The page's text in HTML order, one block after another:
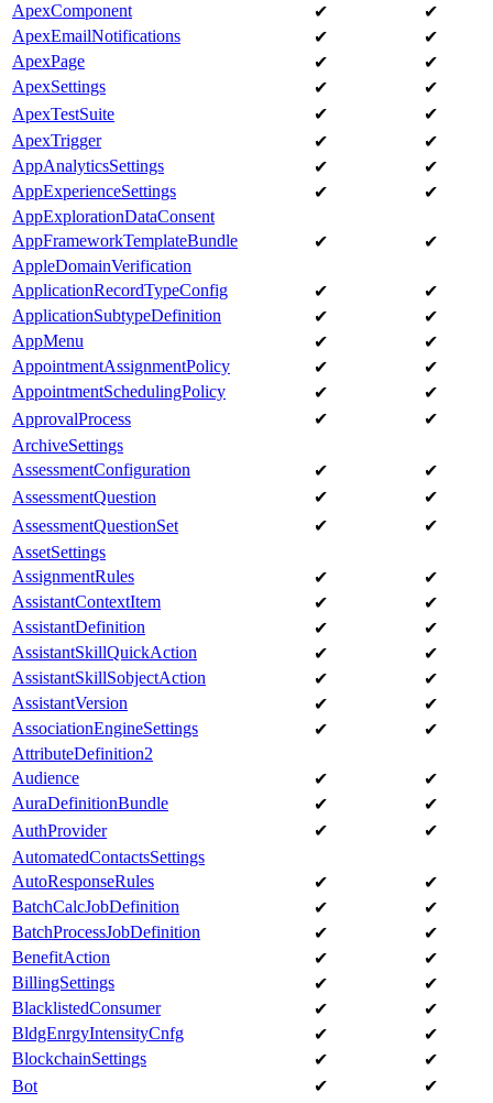
ApexComponent
✔ ✔
ApexEmailNotifications
✔
✔
ApexPage
✔ ✔
ApexSettings
✔
✔
ApexTestSuite
✔ ✔
ApexTrigger ✔ ✔
AppAnalyticsSettings
✔
✔
AppExperienceSettings
✔
✔
AppExplorationDataConsent
AppFrameworkTemplateBundle
✔ ✔
AppleDomainVerification
ApplicationRecordTypeConfig
✔ ✔
ApplicationSubtypeDefinition
✔ ✔
AppMenu
✔
✔
AppointmentAssignmentPolicy
✔ ✔
AppointmentSchedulingPolicy
✔ ✔
ApprovalProcess
✔ ✔
ArchiveSettings
AssessmentConfiguration
✔ ✔
AssessmentQuestion
✔ ✔
AssessmentQuestionSet
✔ ✔
AssetSettings
AssignmentRules
✔ ✔
AssistantContextItem
✔ ✔
AssistantDefinition
✔ ✔
AssistantSkillQuickAction
✔ ✔
AssistantSkillSobjectAction
✔ ✔
AssistantVersion
✔ ✔
AssociationEngineSettings
✔
✔
AttributeDefinition2
Audience
✔
✔
AuraDefinitionBundle
✔ ✔
AuthProvider
✔ ✔
AutomatedContactsSettings
AutoResponseRules
✔ ✔
BatchCalcJobDefinition
✔ ✔
BatchProcessJobDefinition
✔ ✔
BenefitAction
✔ ✔
BillingSettings
✔
✔
BlacklistedConsumer
✔
✔
BldgEnrgyIntensityCnfg
✔ ✔
BlockchainSettings
✔
✔
Bot
✔ ✔